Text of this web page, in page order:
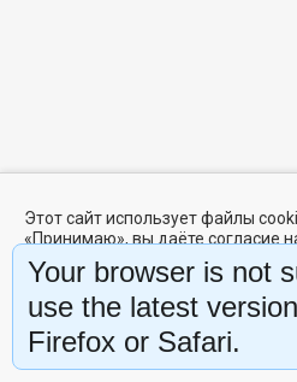
Этот сайт использует файлы
«Принимаю», вы даёте согласие
данных,
собираемых с помощью
улучшения работы сайта. Вы
cookie в настройках вашего
Отклонить Принять
Your browser is not
use the latest
Firefox or Safari.